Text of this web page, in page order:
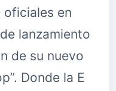
oficiales en
lanzamiento
de su nuevo
Donde la E